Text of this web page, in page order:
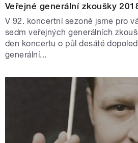
Veřejné generální zkoušky
V 92. koncertní sezoně jsme pro
sedm veřejných generálních
den koncertu o půl desáté
generální...